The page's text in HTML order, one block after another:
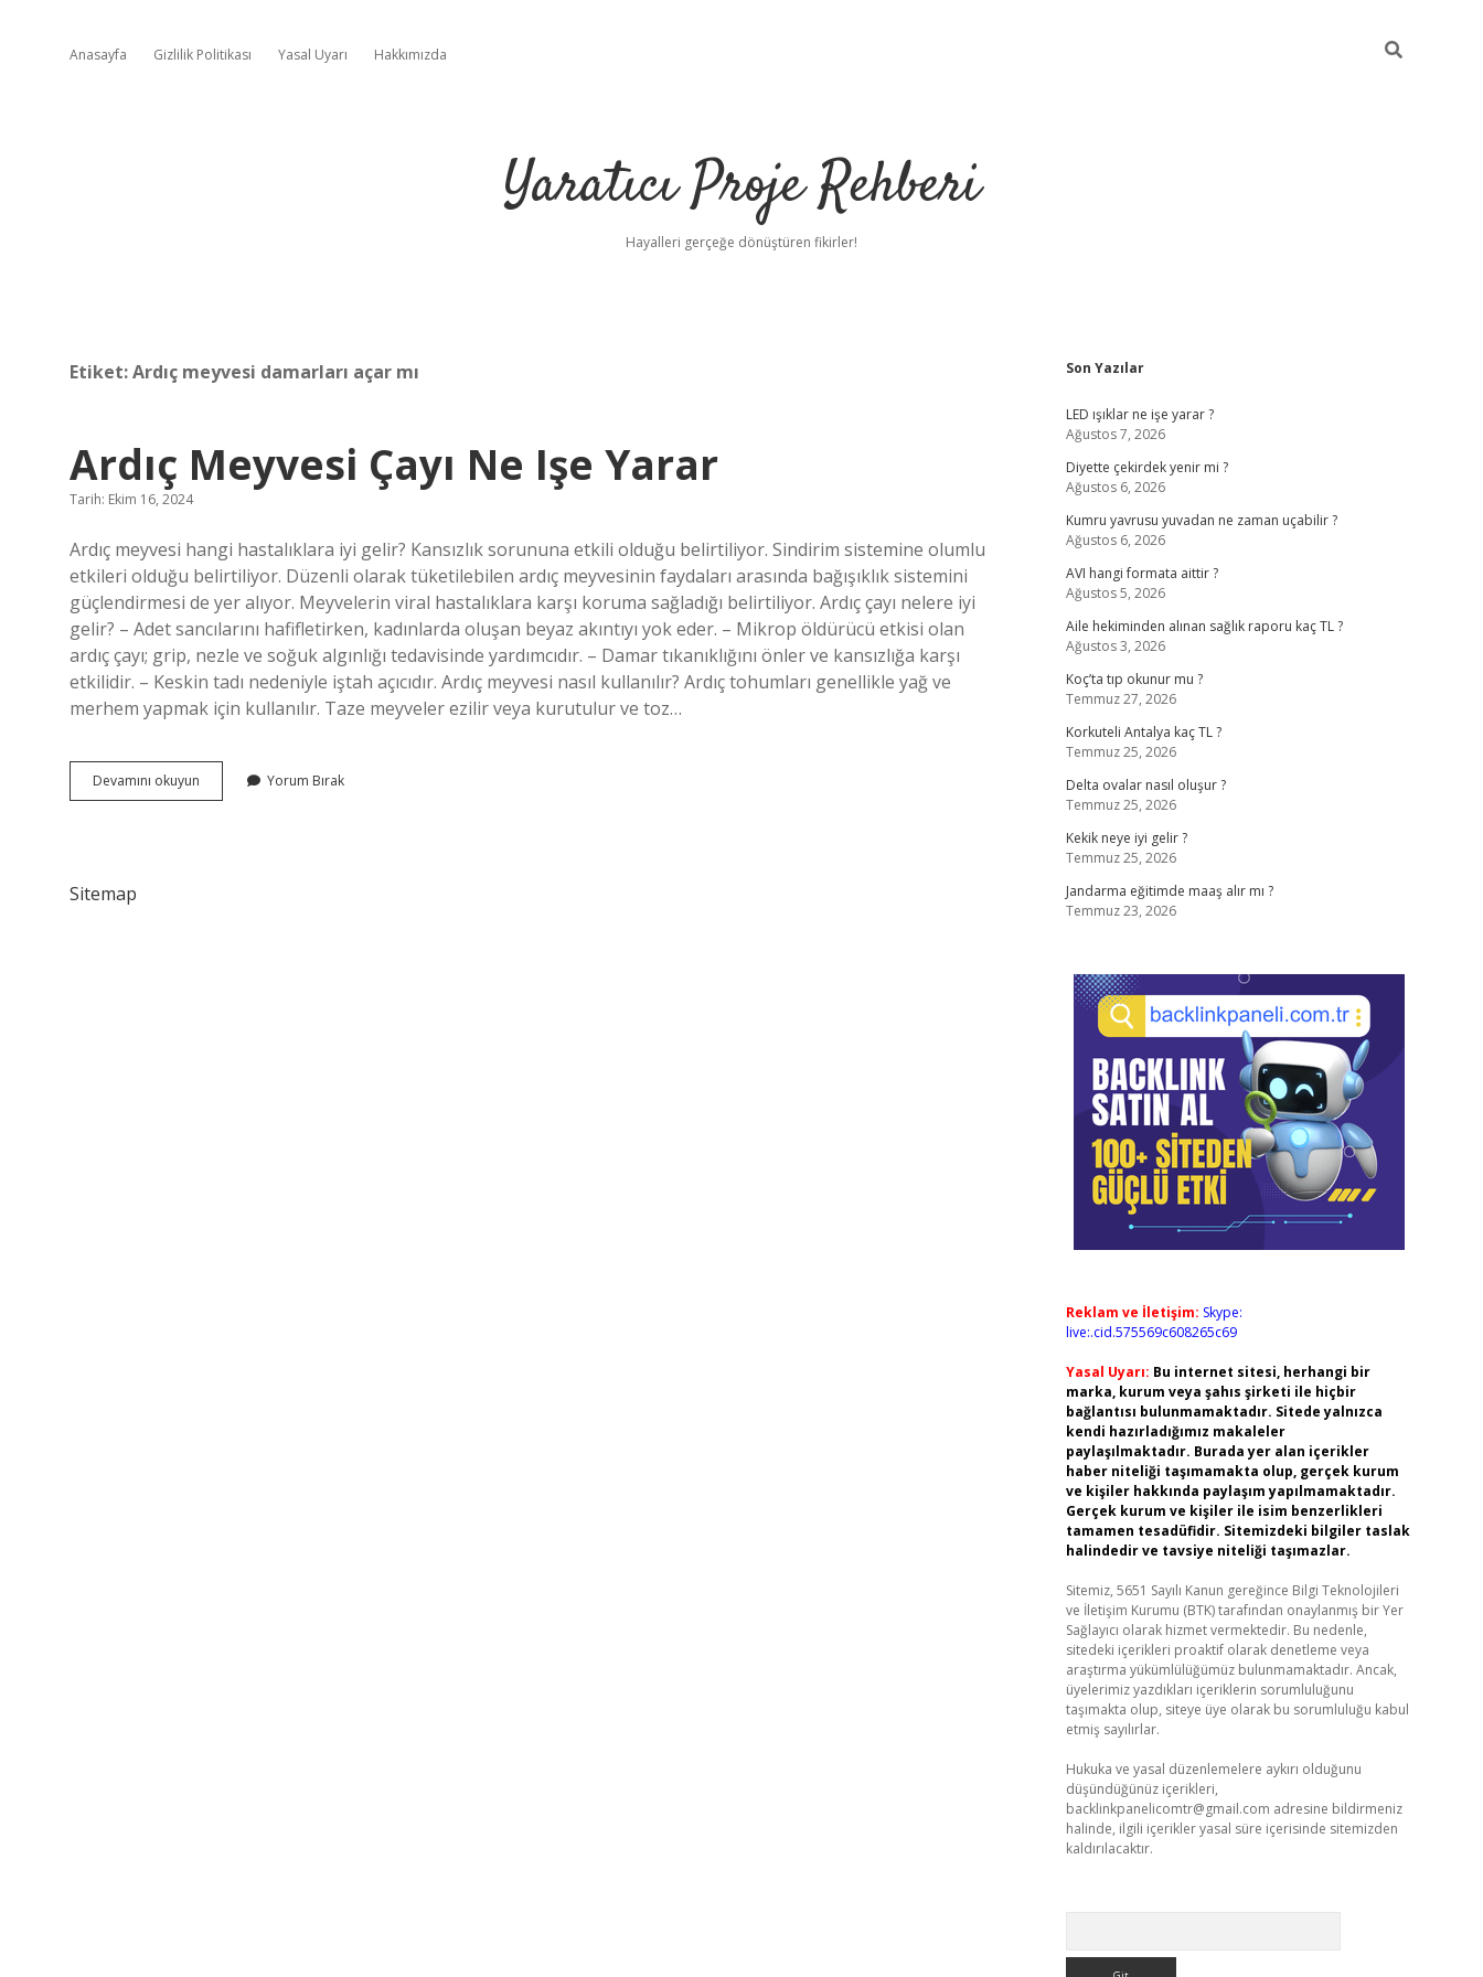
Anasayfa Gizlilik Politikası Yasal Uyarı Hakkımızda
Yaratıcı Proje Rehberi
Hayalleri gerçeğe dönüştüren fikirler!
Etiket:Ardıç meyvesi damarları açar mı
Ardıç Meyvesi Çayı Ne Işe Yarar
Tarih: Ekim 16, 2024
Ardıç meyvesi hangi hastalıklara iyi gelir? Kansızlık sorununa etkili olduğu belirtiliyor. Sindirim sistemine olumlu
etkileri olduğu belirtiliyor. Düzenli olarak tüketilebilen ardıç meyvesinin faydaları arasında bağışıklık sistemini
güçlendirmesi de yer alıyor. Meyvelerin viral hastalıklara karşı koruma sağladığı belirtiliyor. Ardıç çayı nelere iyi
gelir? – Adet sancılarını hafifletirken, kadınlarda oluşan beyaz akıntıyı yok eder. – Mikrop öldürücü etkisi olan
ardıç çayı; grip, nezle ve soğuk algınlığı tedavisinde yardımcıdır. – Damar tıkanıklığını önler ve kansızlığa karşı
etkilidir. – Keskin tadı nedeniyle iştah açıcıdır. Ardıç meyvesi nasıl kullanılır? Ardıç tohumları genellikle yağ ve
merhem yapmak için kullanılır. Taze meyveler ezilir veya kurutulur ve toz…
Devamını okuyun
Meyvesi
Yorum Bırak
Sitemap
Sidebar
Son Yazılar
LED ışıklar ne işe yarar ?
Ağustos 7, 2026
Diyette çekirdek yenir mi ?
Ağustos 6, 2026
Kumru yavrusu yuvadan ne zaman uçabilir ?
Ağustos 6, 2026
AVI hangi formata aittir ?
Ağustos 5, 2026
Aile hekiminden alınan sağlık raporu kaç TL ?
Ağustos 3, 2026
Koç’ta tıp okunur mu ?
Temmuz 27, 2026
Korkuteli Antalya kaç TL ?
Temmuz 25, 2026
Delta ovalar nasıl oluşur ?
Temmuz 25, 2026
Kekik neye iyi gelir ?
Temmuz 25, 2026
Jandarma eğitimde maaş alır mı ?
Temmuz 23, 2026
Reklam ve İletişim: Skype:
live:.cid.575569c608265c69
Yasal Uyarı: Bu internet sitesi, herhangi bir
marka, kurum veya şahıs şirketi ile hiçbir
bağlantısı bulunmamaktadır. Sitede yalnızca
kendi hazırladığımız makaleler
paylaşılmaktadır. Burada yer alan içerikler
haber niteliği taşımamakta olup, gerçek kurum
ve kişiler hakkında paylaşım yapılmamaktadır.
Gerçek kurum ve kişiler ile isim benzerlikleri
tamamen tesadüfidir. Sitemizdeki bilgiler taslak
halindedir ve tavsiye niteliği taşımazlar.
Sitemiz, 5651 Sayılı Kanun gereğince Bilgi Teknolojileri
ve İletişim Kurumu (BTK) tarafından onaylanmış bir Yer
Sağlayıcı olarak hizmet vermektedir. Bu nedenle,
sitedeki içerikleri proaktif olarak denetleme veya
araştırma yükümlülüğümüz bulunmamaktadır. Ancak,
üyelerimiz yazdıkları içeriklerin sorumluluğunu
taşımakta olup, siteye üye olarak bu sorumluluğu kabul
etmiş sayılırlar.
Hukuka ve yasal düzenlemelere aykırı olduğunu
düşündüğünüz içerikleri,
backlinkpanelicomtr@gmail.com adresine bildirmeniz
halinde, ilgili içerikler yasal süre içerisinde sitemizden
kaldırılacaktır.